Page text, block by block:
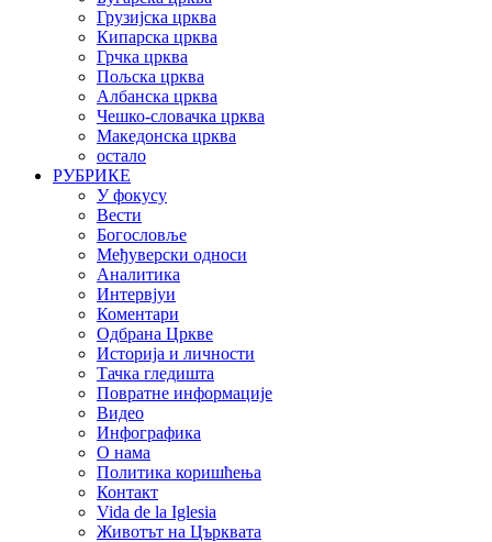
Грузијска црква
Кипарска црква
Грчка црква
Пољска црква
Албанска црква
Чешко-словачка црква
Македонска црква
остало
РУБРИКЕ
У фокусу
Вести
Богословље
Међуверски односи
Аналитика
Интервјуи
Коментари
Одбрана Цркве
Историја и личности
Тачка гледишта
Повратне информације
Видео
Инфографика
О нама
Политика коришћења
Контакт
Vida de la Iglesia
Животът на Църквата